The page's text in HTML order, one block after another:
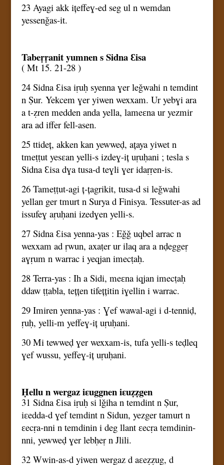
23 Ayagi akk ițeffeɣ-ed seg ul n wemdan
yessenǧas-it.
Tabeṛṛanit yumnen s Sidna Ɛisa
( Mt 15. 21-28 )
24 Sidna Ɛisa iṛuḥ syenna ɣer leǧwahi n temdint
n Ṣur. Yekcem ɣer yiwen wexxam. Ur yebɣi ara
a t-ẓren medden anda yella, lameɛna ur yezmir
ara ad iffer fell-asen.
25 ttideț, akken kan yewweḍ, ațaya yiwet n
tmeṭṭut yesɛan yelli-s izdeɣ-iț uṛuḥani ; tesla s
Sidna Ɛisa dɣa tusa-d teɣli ɣer idaṛṛen-is.
26 Tameṭṭut-agi ț-țagrikit, tusa-d si leǧwahi
yellan ger tmurt n Surya d Finisya. Tessuter-as ad
issufeɣ aṛuḥani izedɣen yelli-s.
27 Sidna Ɛisa yenna-yas : Eǧǧ uqbel arrac n
wexxam ad ṛwun, axaṭer ur ilaq ara a nḍeggeṛ
aɣṛum n warrac i yeqjan imecṭaḥ.
28 Terra-yas : Ih a Sidi, meɛna iqjan imecṭaḥ
ddaw ṭṭabla, tețțen tifețțitin iɣellin i warrac.
29 Imiren yenna-yas : Ɣef wawal-agi i d-tenniḍ,
ṛuḥ, yelli-m yeffeɣ-iț uṛuḥani.
30 Mi tewweḍ ɣer wexxam-is, tufa yelli-s teḍleq
ɣef wussu, yeffeɣ-iț uṛuḥani.
Ḥellu n wergaz iɛuggnen iɛuẓẓgen
31 Sidna Ɛisa iṛuḥ si lǧiha n temdint n Ṣur,
iɛedda-d ɣef temdint n Sidun, yezger tamurt n
ɛecṛa-nni n temdinin i deg llant ɛecṛa temdinin-
nni, yewweḍ ɣer lebḥeṛ n Jlili.
32 Wwin-as-d yiwen wergaz d aɛeẓẓug, d